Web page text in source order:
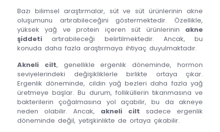
Bazı bilimsel araştırmalar, süt ve süt ürünlerinin akne
oluşumunu artırabileceğini göstermektedir. Özellikle,
yüksek yağ ve protein içeren süt ürünlerinin akne
şiddetiartırabileceği belirtilmektedir. Ancak, bu
konuda daha fazla araştırmaya ihtiyaç duyulmaktadır.
Akneli cilt, genellikle ergenlik döneminde, hormon
seviyelerindeki değişikliklerle birlikte ortaya çıkar.
Ergenlik döneminde, cildin yağ bezleri daha fazla yağ
üretmeye başlar. Bu durum, folliküllerin tıkanmasına ve
bakterilerin çoğalmasına yol açabilir, bu da akneye
neden olabilir. Ancak, akneli cilt sadece ergenlik
döneminde değil, yetişkinlikte de ortaya çıkabilir.